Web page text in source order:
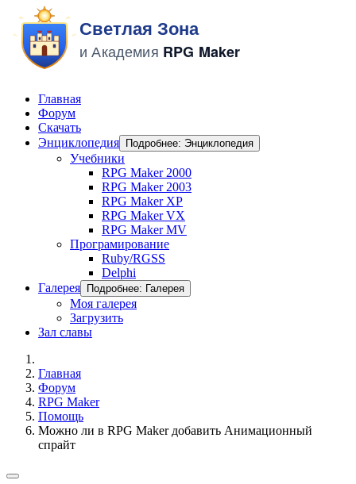
Главная
Форум
Скачать
Энциклопедия
Подробнее: Энциклопедия
Учебники
RPG Maker 2000
RPG Maker 2003
RPG Maker XP
RPG Maker VX
RPG Maker MV
Програмирование
Ruby/RGSS
Delphi
Галерея
Подробнее: Галерея
Моя галерея
Загрузить
Зал славы
Главная
Форум
RPG Maker
Помощь
Можно ли в RPG Maker добавить Анимационный
спрайт